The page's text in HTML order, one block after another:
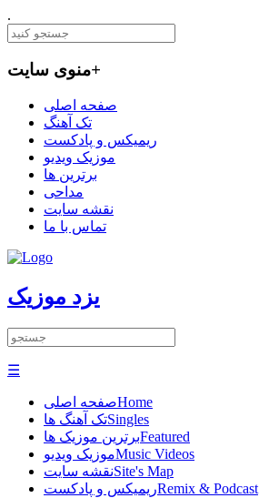
.
منوی سایت+
صفحه اصلی
تک آهنگ
ریمیکس و پادکست
موزیک ویدیو
برترین ها
مداحی
نقشه سایت
تماس با ما
یزد موزیک
☰
صفحه اصلیHome
تک آهنگ هاSingles
برترین موزیک هاFeatured
موزیک ویدیوMusic Videos
نقشه سایتSite's Map
ریمیکس و پادکستRemix & Podcast